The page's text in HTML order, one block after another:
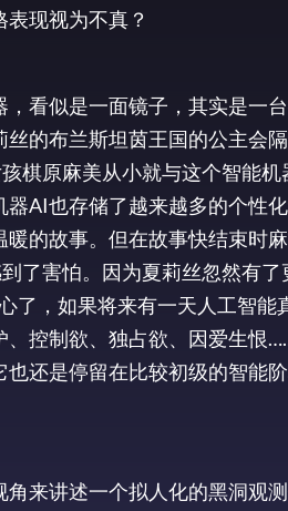
现视为不真？
看似是一面镜子，其实是一
的布兰斯坦茵王国的公主会
棋原麻美从小就与这个智能
AI也存储了越来越多的个性
的故事。但在故事快结束时
了害怕。因为夏莉丝忽然有
，如果将来有一天人工智能
控制欲、独占欲、因爱生恨
还是停留在比较初级的智能
来讲述一个拟人化的黑洞观